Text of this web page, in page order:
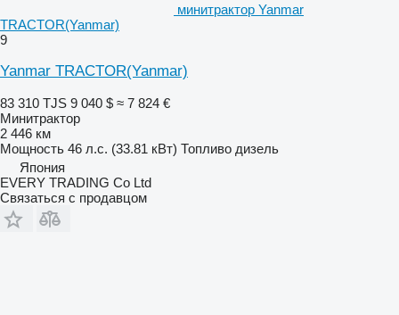
минитрактор Yanmar
TRACTOR(Yanmar)
9
Yanmar TRACTOR(Yanmar)
83 310 TJS 9 040 $ ≈ 7 824 €
Минитрактор
2 446 км
Мощность 46 л.с. (33.81 кВт) Топливо дизель
Япония
EVERY TRADING Co Ltd
Связаться с продавцом